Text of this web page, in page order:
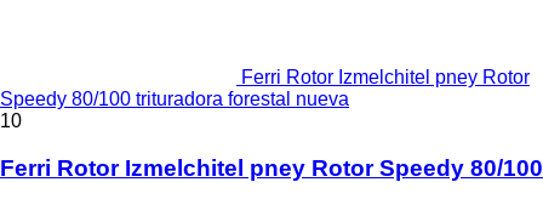
Ferri Rotor Izmelchitel pney Rotor
Speedy 80/100 trituradora forestal nueva
10
Ferri Rotor Izmelchitel pney Rotor Speedy 80/100